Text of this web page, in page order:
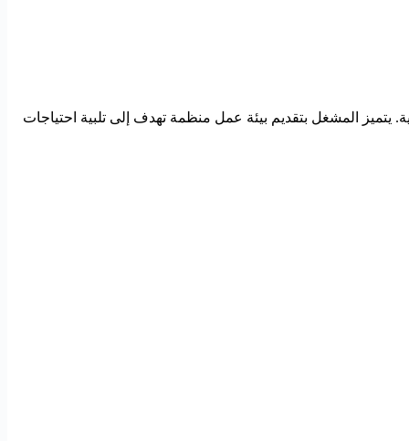
المشغل بتقديم بيئة عمل منظمة تهدف إلى تلبية احتياجات